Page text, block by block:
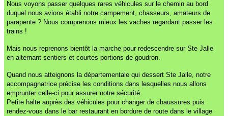
Nous voyons passer quelques rares véhicules sur le chemin au bord
duquel nous avions établi notre campement, chasseurs, amateurs de
parapente ? Nous comprenons mieux les vaches regardant passer les
trains !
Mais nous reprenons bientôt la marche pour redescendre sur Ste Jalle
en alternant sentiers et courtes portions de goudron.
Quand nous atteignons la départementale qui dessert Ste Jalle, notre
accompagnatrice précise les conditions dans lesquelles nous allons
emprunter celle-ci pour assurer notre sécurité.
Petite halte auprès des véhicules pour changer de chaussures puis
rendez-vous dans le bar restaurant en bordure de route dans le village